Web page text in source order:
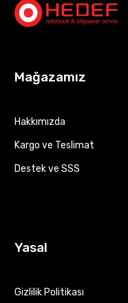
Mağazamız
Hakkımızda
Kargo ve Teslimat
Destek ve SSS
Yasal
Gizlilik Politikası